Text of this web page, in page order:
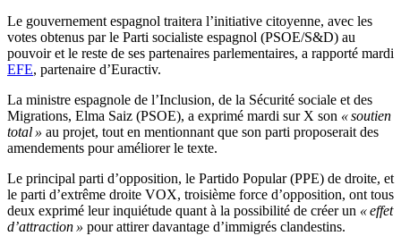
Le gouvernement espagnol traitera l’initiative citoyenne, avec les
votes obtenus par le Parti socialiste espagnol (PSOE/S&D) au
pouvoir et le reste de ses partenaires parlementaires, a rapporté mardi
EFE, partenaire d’Euractiv.
La ministre espagnole de l’Inclusion, de la Sécurité sociale et des
Migrations, Elma Saiz (PSOE), a exprimé mardi sur X son « soutien
total » au projet, tout en mentionnant que son parti proposerait des
amendements pour améliorer le texte.
Le principal parti d’opposition, le Partido Popular (PPE) de droite, et
le parti d’extrême droite VOX, troisième force d’opposition, ont tous
deux exprimé leur inquiétude quant à la possibilité de créer un « effet
d’attraction » pour attirer davantage d’immigrés clandestins.